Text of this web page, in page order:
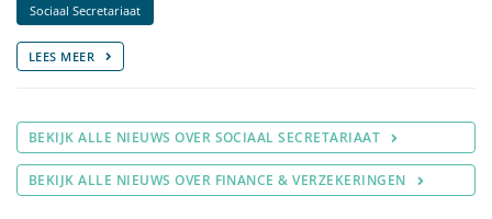
Sociaal Secretariaat
LEES MEER
BEKIJK ALLE NIEUWS OVER SOCIAAL SECRETARIAAT
BEKIJK ALLE NIEUWS OVER FINANCE & VERZEKERINGEN